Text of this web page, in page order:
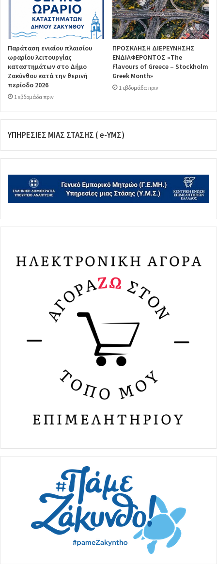
Παράταση ενιαίου πλαισίου
ωραρίου λειτουργίας
καταστημάτων στο Δήμο
Ζακύνθου κατά την θερινή
περίοδο 2026
1 εβδομάδα πριν
ΠΡΟΣΚΛΗΣΗ ΔΙΕΡΕΥΝΗΣΗΣ
ΕΝΔΙΑΦΕΡΟΝΤΟΣ «The
Flavours of Greece – Stockholm
Greek Month»
1 εβδομάδα πριν
ΥΠΗΡΕΣΙΕΣ ΜΙΑΣ ΣΤΑΣΗΣ ( e-ΥΜΣ)